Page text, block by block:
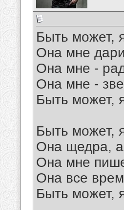
Быть может,
Она мне
Она мне -
Она мне -
Быть может,
Быть может,
Она щедра, а
Она мне
Она все
Быть может,